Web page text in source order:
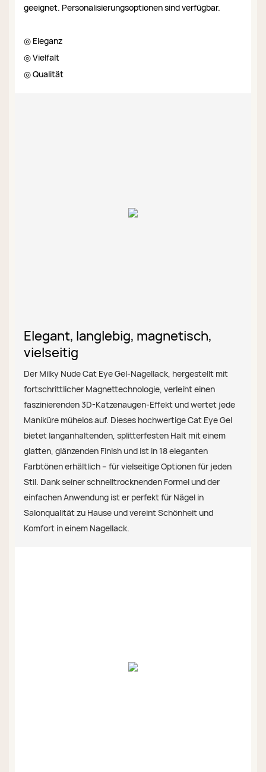
geeignet. Personalisierungsoptionen sind verfügbar.
◎ Eleganz
◎ Vielfalt
◎ Qualität
Elegant, langlebig, magnetisch,
vielseitig
Der Milky Nude Cat Eye Gel-Nagellack, hergestellt mit
fortschrittlicher Magnettechnologie, verleiht einen
faszinierenden 3D-Katzenaugen-Effekt und wertet jede
Maniküre mühelos auf. Dieses hochwertige Cat Eye Gel
bietet langanhaltenden, splitterfesten Halt mit einem
glatten, glänzenden Finish und ist in 18 eleganten
Farbtönen erhältlich – für vielseitige Optionen für jeden
Stil. Dank seiner schnelltrocknenden Formel und der
einfachen Anwendung ist er perfekt für Nägel in
Salonqualität zu Hause und vereint Schönheit und
Komfort in einem Nagellack.